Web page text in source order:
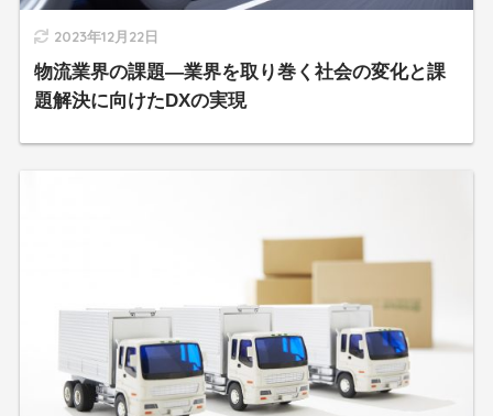
2023年12月22日
物流業界の課題―業界を取り巻く社会の変化と課
題解決に向けたDXの実現